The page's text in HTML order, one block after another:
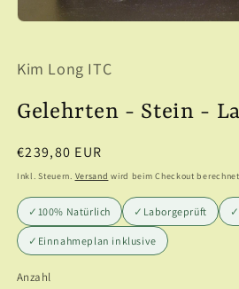
Modal
Kim Long ITC
Gelehrten - Stein -
Normaler
Preis
€239,80 EUR
Inkl. Steuern. Versand wird beim Checkout berechnet
✓ 100% Natürlich ✓ Laborgeprüft ✓
✓ Einnahmeplan inklusive
Anzahl
Anzahl